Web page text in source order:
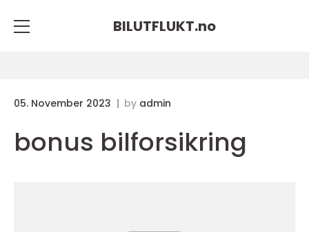
BILUTFLUKT.no
05. November 2023 by admin
bonus bilforsikring